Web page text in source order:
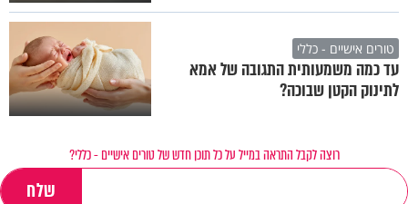
טורים אישיים - כללי
עד כמה משמעותית התגובה של אמא
לתינוק הקטן שבוכה?
רוצה לקבל התראה במייל על כל תוכן חדש של טורים אישיים - כללי?